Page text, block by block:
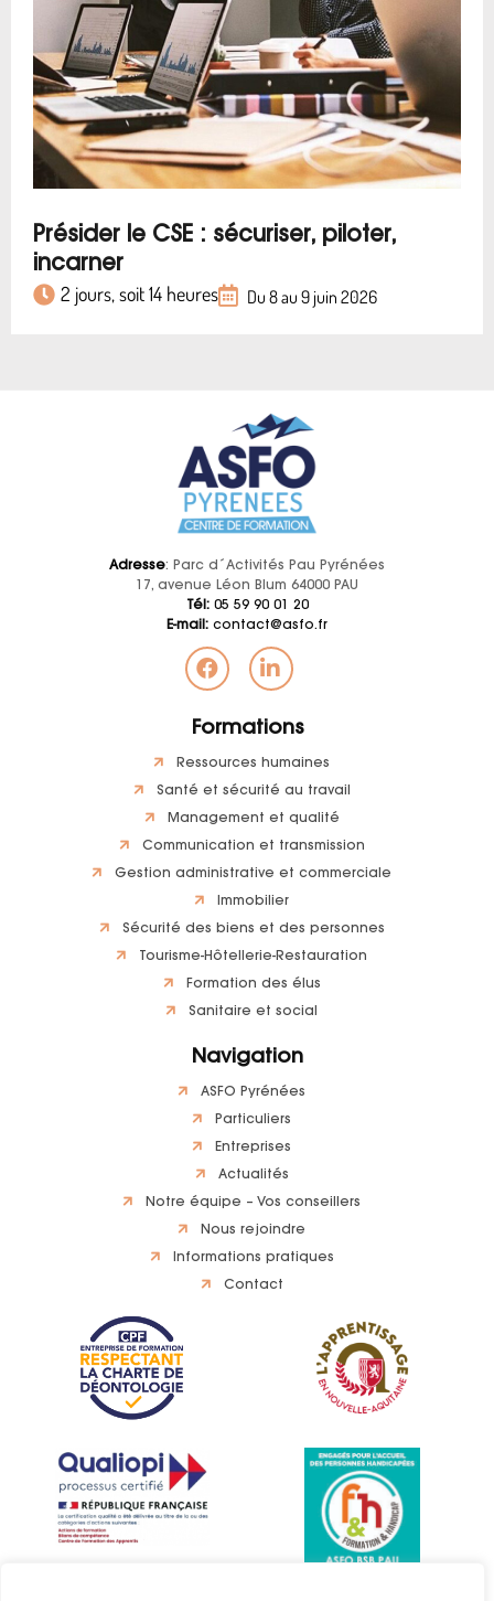
Présider le CSE : sécuriser, piloter,
incarner
2 jours, soit 14 heures Du 8 au 9 juin 2026
Adresse: Parc d´Activités Pau Pyrénées
17, avenue Léon Blum 64000 PAU
Tél:05 59 90 01 20
E-mail: contact@asfo.fr
Formations
Ressources humaines
Santé et sécurité au travail
Management et qualité
Communication et transmission
Gestion administrative et commerciale
Immobilier
Sécurité des biens et des personnes
Tourisme-Hôtellerie-Restauration
Formation des élus
Sanitaire et social
Navigation
ASFO Pyrénées
Particuliers
Entreprises
Actualités
Notre équipe – Vos conseillers
Nous rejoindre
Informations pratiques
Contact